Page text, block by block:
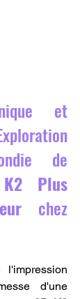
et
de
Plus
chez
d'une